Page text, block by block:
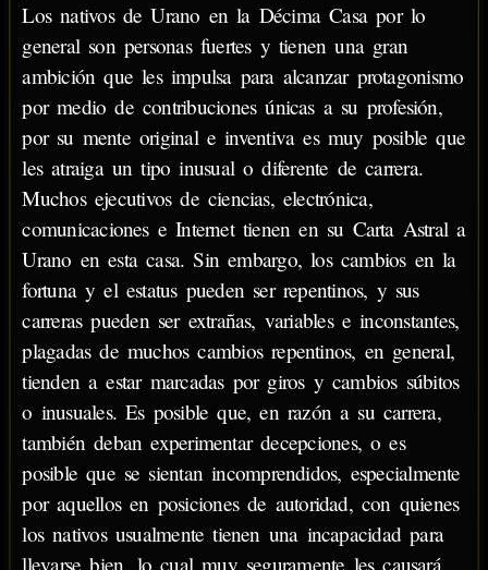
Los nativos de Urano en la Décima Casa por lo
general son personas fuertes y tienen una gran
ambición que les impulsa para alcanzar protagonismo
por medio de contribuciones únicas a su profesión,
por su mente original e inventiva es muy posible que
les atraiga un tipo inusual o diferente de carrera.
Muchos ejecutivos de ciencias, electrónica,
comunicaciones e Internet tienen en su Carta Astral a
Urano en esta casa. Sin embargo, los cambios en la
fortuna y el estatus pueden ser repentinos, y sus
carreras pueden ser extrañas, variables e inconstantes,
plagadas de muchos cambios repentinos, en general,
tienden a estar marcadas por giros y cambios súbitos
o inusuales. Es posible que, en razón a su carrera,
también deban experimentar decepciones, o es
posible que se sientan incomprendidos, especialmente
por aquellos en posiciones de autoridad, con quienes
los nativos usualmente tienen una incapacidad para
llevarse bien, lo cual muy seguramente les causará